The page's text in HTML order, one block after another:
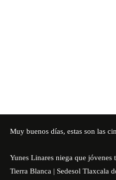
Muy buenos días, estas son las
Yunes Linares niega que jóvenes
Tierra Blanca | Sedesol Tlaxcala